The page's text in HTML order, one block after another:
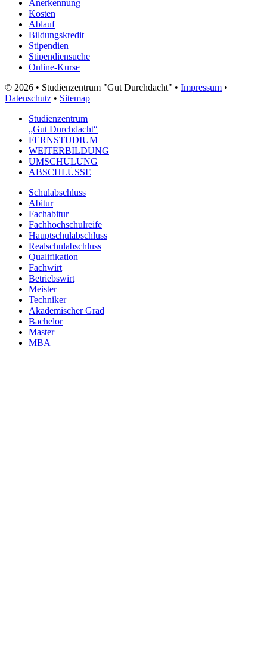
Anerkennung
Kosten
Ablauf
Bildungskredit
Stipendien
Stipendiensuche
Online-Kurse
© 2026 • Studienzentrum "Gut Durchdacht" • Impressum •
Datenschutz • Sitemap
Studienzentrum
„Gut Durchdacht“
FERNSTUDIUM
WEITERBILDUNG
UMSCHULUNG
ABSCHLÜSSE
Schulabschluss
Abitur
Fachabitur
Fachhochschulreife
Hauptschulabschluss
Realschulabschluss
Qualifikation
Fachwirt
Betriebswirt
Meister
Techniker
Akademischer Grad
Bachelor
Master
MBA